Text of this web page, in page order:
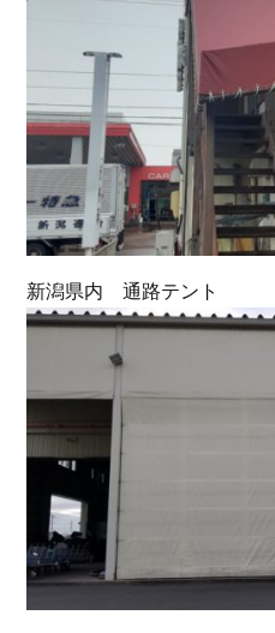
新潟県内 通路テント